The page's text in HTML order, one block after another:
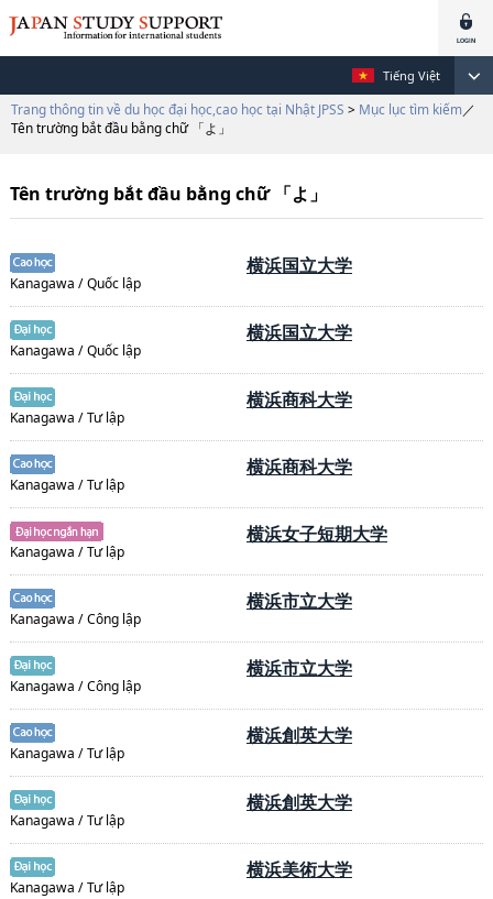
Tiếng Việt
Trang thông tin về du học đại học,cao học tại Nhật JPSS > Mục lục tìm kiếm ／
Tên trường bắt đầu bằng chữ 「よ」
Tên trường bắt đầu bằng chữ 「よ」
Kanagawa / Quốc lập
横浜国立大学
Kanagawa / Quốc lập
横浜国立大学
Kanagawa / Tư lập
横浜商科大学
Kanagawa / Tư lập
横浜商科大学
Kanagawa / Tư lập
横浜女子短期大学
Kanagawa / Công lập
横浜市立大学
Kanagawa / Công lập
横浜市立大学
Kanagawa / Tư lập
横浜創英大学
Kanagawa / Tư lập
横浜創英大学
Kanagawa / Tư lập
横浜美術大学